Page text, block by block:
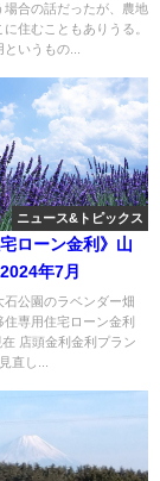
場合の話だったが、農地
住むこともありうる。
いうもの...
ニュース&トピックス
ローン金利》山
年7月
公園のラベンダー畑
専用住宅ローン金利
店頭金利金利プラン
直し...